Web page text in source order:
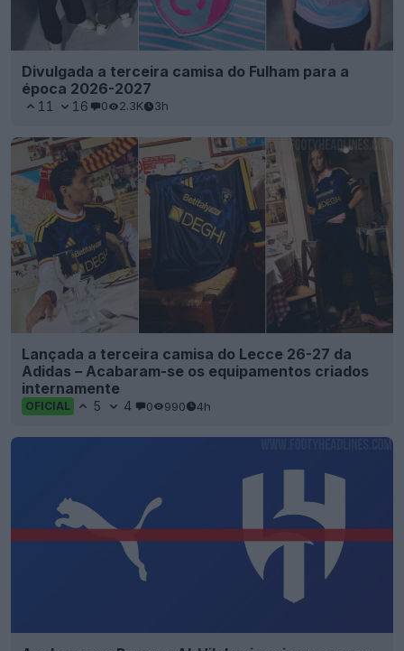
Divulgada a terceira camisa do Fulham para a
época 2026-2027
11 16 0 2.3K 3h
Lançada a terceira camisa do Lecce 26-27 da
Adidas – Acabaram-se os equipamentos criados
internamente
OFICIAL 5 4 0 990 4h